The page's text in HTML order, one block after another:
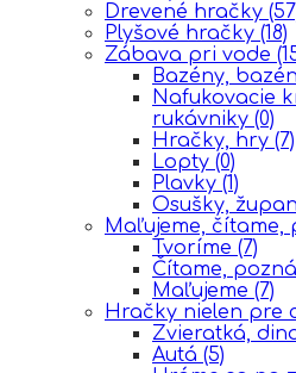
Drevené hračky
Plyšové hračky (18)
Zábava pri vode
Bazény,
Nafukovacie
rukávniky (0)
Hračky, hry (7)
Lopty (0)
Plavky (1)
Osušky,
Maľujeme, čítame,
Tvoríme (7)
Čítame,
Maľujeme (7)
Hračky nielen pre
Zvieratká,
Autá (5)